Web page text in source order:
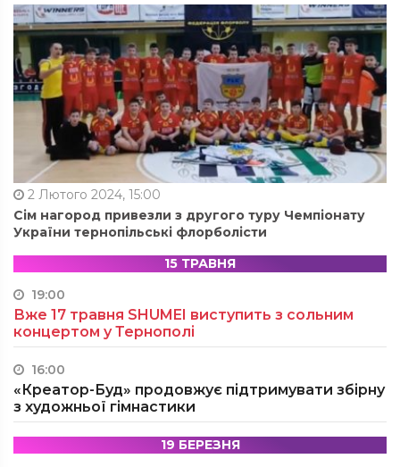
2 Лютого 2024, 15:00
Сім нагород привезли з другого туру Чемпіонату
України тернопільські флорболісти
15 ТРАВНЯ
19:00
Вже 17 травня SHUMEI виступить з сольним
концертом у Тернополі
16:00
«Креатор-Буд» продовжує підтримувати збірну
з художньої гімнастики
19 БЕРЕЗНЯ